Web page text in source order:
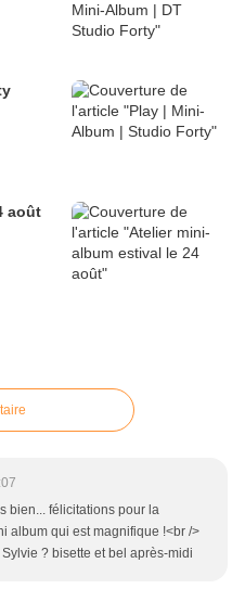
août
bien... félicitations pour la
album qui est magnifique !<br />
? bisette et bel après-midi